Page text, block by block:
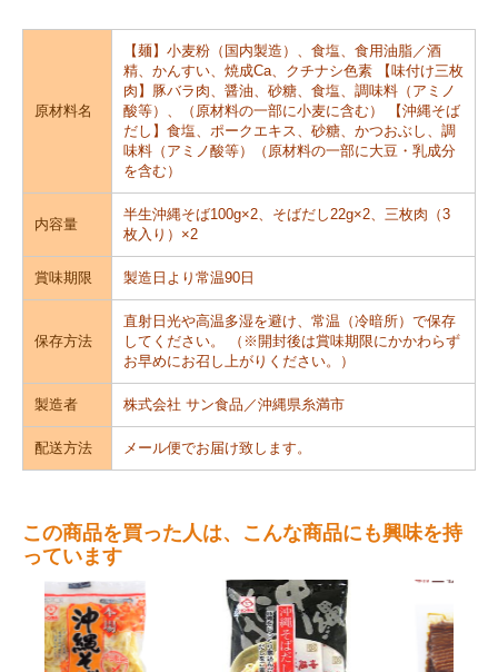
原材料名
【麺】小麦粉（国内製造）、食塩、食用油脂／酒
精、かんすい、焼成Ca、クチナシ色素 【味付け三枚
肉】豚バラ肉、醤油、砂糖、食塩、調味料（アミノ
酸等）、（原材料の一部に小麦に含む） 【沖縄そば
だし】食塩、ポークエキス、砂糖、かつおぶし、調
味料（アミノ酸等）（原材料の一部に大豆・乳成分
を含む）
内容量
半生沖縄そば100g×2、そばだし22g×2、三枚肉（3
枚入り）×2
賞味期限 製造日より常温90日
保存方法
直射日光や高温多湿を避け、常温（冷暗所）で保存
してください。 （※開封後は賞味期限にかかわらず
お早めにお召し上がりください。）
製造者 株式会社 サン食品／沖縄県糸満市
配送方法 メール便でお届け致します。
この商品を買った人は、こんな商品にも興味を持
っています